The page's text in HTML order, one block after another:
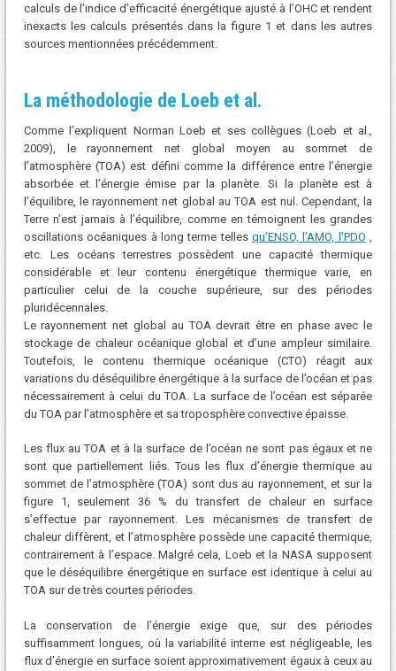
calculs de l’indice d’efficacité énergétique ajusté à l’OHC et rendent
inexacts les calculs présentés dans la figure 1 et dans les autres
sources mentionnées précédemment.
La méthodologie de Loeb et al.
Comme l’expliquent Norman Loeb et ses collègues (Loeb et al.,
2009), le rayonnement net global moyen au sommet de
l’atmosphère (TOA) est défini comme la différence entre l’énergie
absorbée et l’énergie émise par la planète. Si la planète est à
l’équilibre, le rayonnement net global au TOA est nul. Cependant, la
Terre n’est jamais à l’équilibre, comme en témoignent les grandes
oscillations océaniques à long terme tellesqu’ENSO, l’AMO, l’PDO
etc. Les océans terrestres possèdent une capacité thermique
considérable et leur contenu énergétique thermique varie, en
particulier celui de la couche supérieure, sur des périodes
pluridécennales.
Le rayonnement net global au TOA devrait être en phase avec le
stockage de chaleur océanique global et d’une ampleur similaire.
Toutefois, le contenu thermique océanique (CTO) réagit aux
variations du déséquilibre énergétique à la surface de l’océan et pas
nécessairement à celui du TOA. La surface de l’océan est séparée
du TOA par l’atmosphère et sa troposphère convective épaisse.
Les flux au TOA et à la surface de l’océan ne sont pas égaux et ne
sont que partiellement liés. Tous les flux d’énergie thermique au
sommet de l’atmosphère (TOA) sont dus au rayonnement, et sur la
figure 1, seulement 36 % du transfert de chaleur en surface
s’effectue par rayonnement. Les mécanismes de transfert de
chaleur diffèrent, et l’atmosphère possède une capacité thermique,
contrairement à l’espace. Malgré cela, Loeb et la NASA supposent
que le déséquilibre énergétique en surface est identique à celui au
TOA sur de très courtes périodes.
La conservation de l’énergie exige que, sur des périodes
suffisamment longues, où la variabilité interne est négligeable, les
flux d’énergie en surface soient approximativement égaux à ceux au